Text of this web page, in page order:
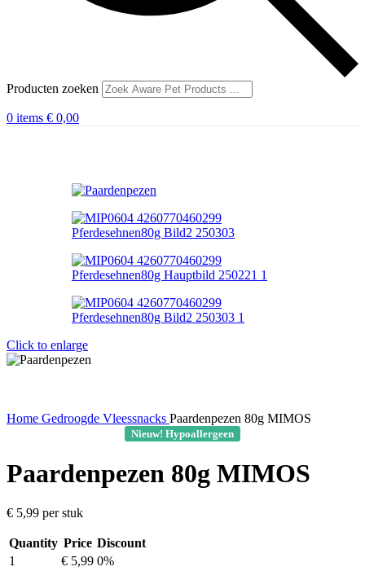
Producten zoeken
0 items € 0,00
Click to enlarge
Home Gedroogde Vleessnacks Paardenpezen 80g MIMOS
Nieuw! Hypoallergeen
Paardenpezen 80g MIMOS
€ 5,99 per stuk
Quantity Price Discount
1
€ 5,99 0%